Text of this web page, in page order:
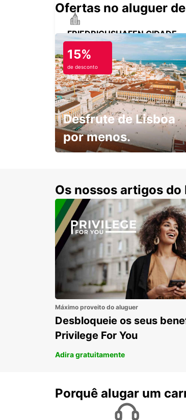
FRIEDRICHSHAFEN CIDADE
FRIEDRICHSHAFEN - GERMANY
APPENZELL
APPENZELL - SWITZERLAND
Ofertas no aluguer
15%
de desconto
Desfrute de Lisboa
por menos.
Os nossos artigos
Máximo proveito do aluguer
Desbloqueie os seus
Privilege For You
Adira gratuitamente
Porquê alugar um